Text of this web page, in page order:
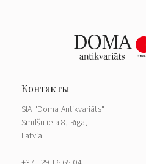
SIA "Doma Antikvariāts"
Smilšu iela 8, Rīga,
Latvia